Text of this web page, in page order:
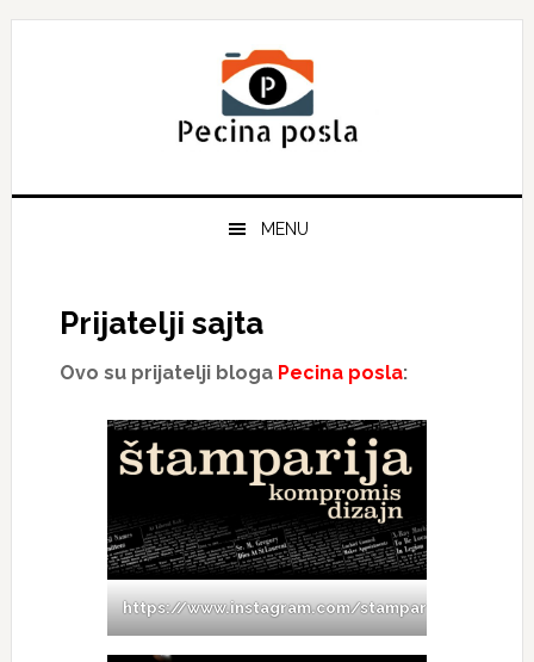
Skip
Skip
Skip
MENU
Prijatelji sajta
Ovo su prijatelji bloga Pecina posla:
https://www.instagram.com/stamparija_012/